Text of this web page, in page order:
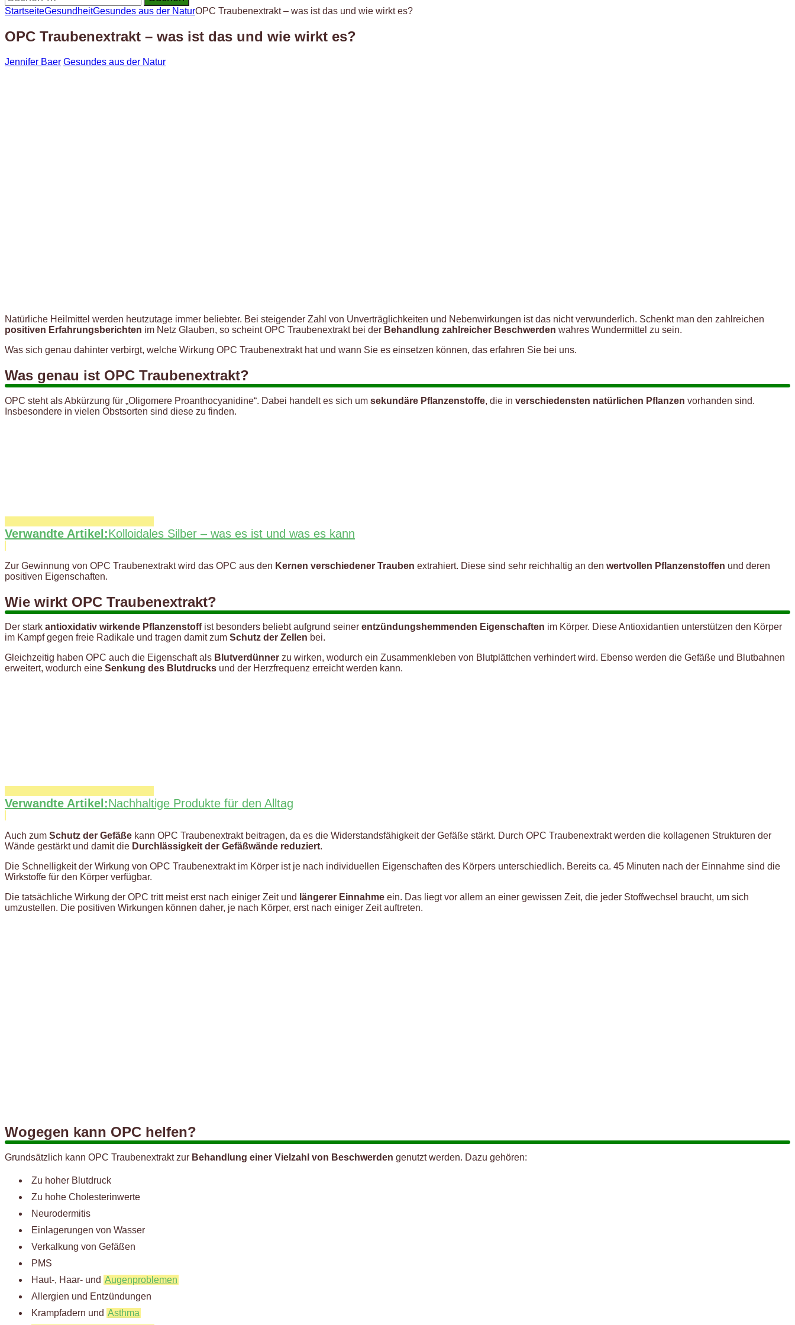
nach:
StartseiteGesundheitGesundes aus der NaturOPC Traubenextrakt – was ist das und wie wirkt es?
OPC Traubenextrakt – was ist das und wie wirkt es?
Jennifer Baer Gesundes aus der Natur
Natürliche Heilmittel werden heutzutage immer beliebter. Bei steigender Zahl von Unverträglichkeiten und Nebenwirkungen ist das nicht verwunderlich. Schenkt man den zahlreichen
positiven Erfahrungsberichten im Netz Glauben, so scheint OPC Traubenextrakt bei der Behandlung zahlreicher Beschwerden wahres Wundermittel zu sein.
Was sich genau dahinter verbirgt, welche Wirkung OPC Traubenextrakt hat und wann Sie es einsetzen können, das erfahren Sie bei uns.
Was genau ist OPC Traubenextrakt?
OPC steht als Abkürzung für „Oligomere Proanthocyanidine“. Dabei handelt es sich um sekundäre Pflanzenstoffe, die in verschiedensten natürlichen Pflanzen vorhanden sind.
Insbesondere in vielen Obstsorten sind diese zu finden.
Verwandte Artikel:Kolloidales Silber – was es ist und was es kann
Zur Gewinnung von OPC Traubenextrakt wird das OPC aus den Kernen verschiedener Trauben extrahiert. Diese sind sehr reichhaltig an den wertvollen Pflanzenstoffen und deren
positiven Eigenschaften.
Wie wirkt OPC Traubenextrakt?
Der stark antioxidativ wirkende Pflanzenstoffist besonders beliebt aufgrund seiner entzündungshemmenden Eigenschaften im Körper. Diese Antioxidantien unterstützen den Körper
im Kampf gegen freie Radikale und tragen damit zum Schutz der Zellen bei.
Gleichzeitig haben OPC auch die Eigenschaft als Blutverdünner zu wirken, wodurch ein Zusammenkleben von Blutplättchen verhindert wird. Ebenso werden die Gefäße und Blutbahnen
erweitert, wodurch eine Senkung des Blutdrucks und der Herzfrequenz erreicht werden kann.
Verwandte Artikel:Nachhaltige Produkte für den Alltag
Auch zum Schutz der Gefäße kann OPC Traubenextrakt beitragen, da es die Widerstandsfähigkeit der Gefäße stärkt. Durch OPC Traubenextrakt werden die kollagenen Strukturen der
Wände gestärkt und damit die Durchlässigkeit der Gefäßwände reduziert.
Die Schnelligkeit der Wirkung von OPC Traubenextrakt im Körper ist je nach individuellen Eigenschaften des Körpers unterschiedlich. Bereits ca. 45 Minuten nach der Einnahme sind die
Wirkstoffe für den Körper verfügbar.
Die tatsächliche Wirkung der OPC tritt meist erst nach einiger Zeit und längerer Einnahme ein. Das liegt vor allem an einer gewissen Zeit, die jeder Stoffwechsel braucht, um sich
umzustellen. Die positiven Wirkungen können daher, je nach Körper, erst nach einiger Zeit auftreten.
Wogegen kann OPC helfen?
Grundsätzlich kann OPC Traubenextrakt zur Behandlung einer Vielzahl von Beschwerden genutzt werden. Dazu gehören:
Zu hoher Blutdruck
Zu hohe Cholesterinwerte
Neurodermitis
Einlagerungen von Wasser
Verkalkung von Gefäßen
PMS
Haut-, Haar- und Augenproblemen
Allergien und Entzündungen
Krampfadern und Asthma